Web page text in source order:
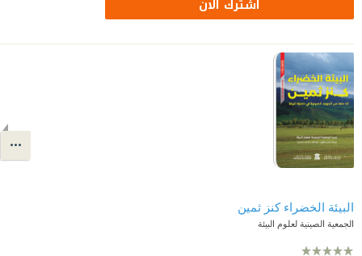
اشترك الآن
البيئة الخضراء كنز ثمين
الجمعية الصينية لعلوم البيئة